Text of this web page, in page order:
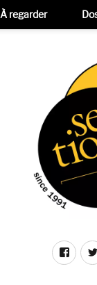
À regarder